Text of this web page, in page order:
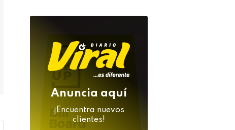
inesperada
Anuncia aquí
¡Encuentra nuevos
clientes!